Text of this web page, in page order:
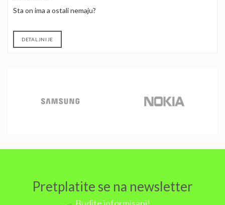
Sta on ima a ostali nemaju?
DETALJNIJE
Pretplatite se na newsletter